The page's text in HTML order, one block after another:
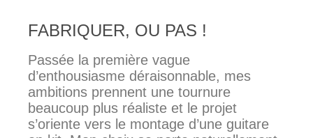
FABRIQUER, OU PAS !
Passée la première vague
d’enthousiasme déraisonnable, mes
ambitions prennent une tournure
beaucoup plus réaliste et le projet
s’oriente vers le montage d’une guitare